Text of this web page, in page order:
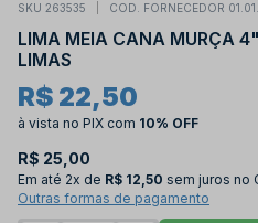
SKU 263535 COD. FORNECEDOR
LIMA MEIA CANA MURÇA
LIMAS
R$ 22,50
à vista no PIX com 10% OFF
R$ 25,00
Em até 2x de R$ 12,50 sem juros no
Outras formas de pagamento